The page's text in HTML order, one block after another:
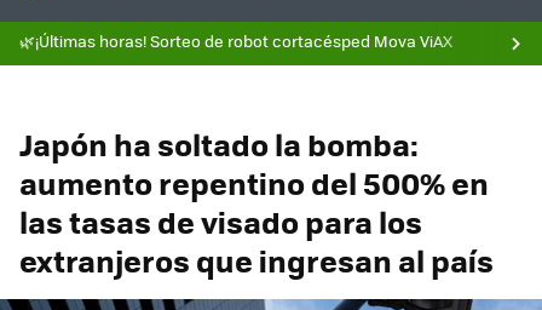
🌿¡Últimas horas! Sorteo de robot cortacésped Mova ViAX
Japón ha soltado la bomba:
aumento repentino del 500% en
las tasas de visado para los
extranjeros que ingresan al país